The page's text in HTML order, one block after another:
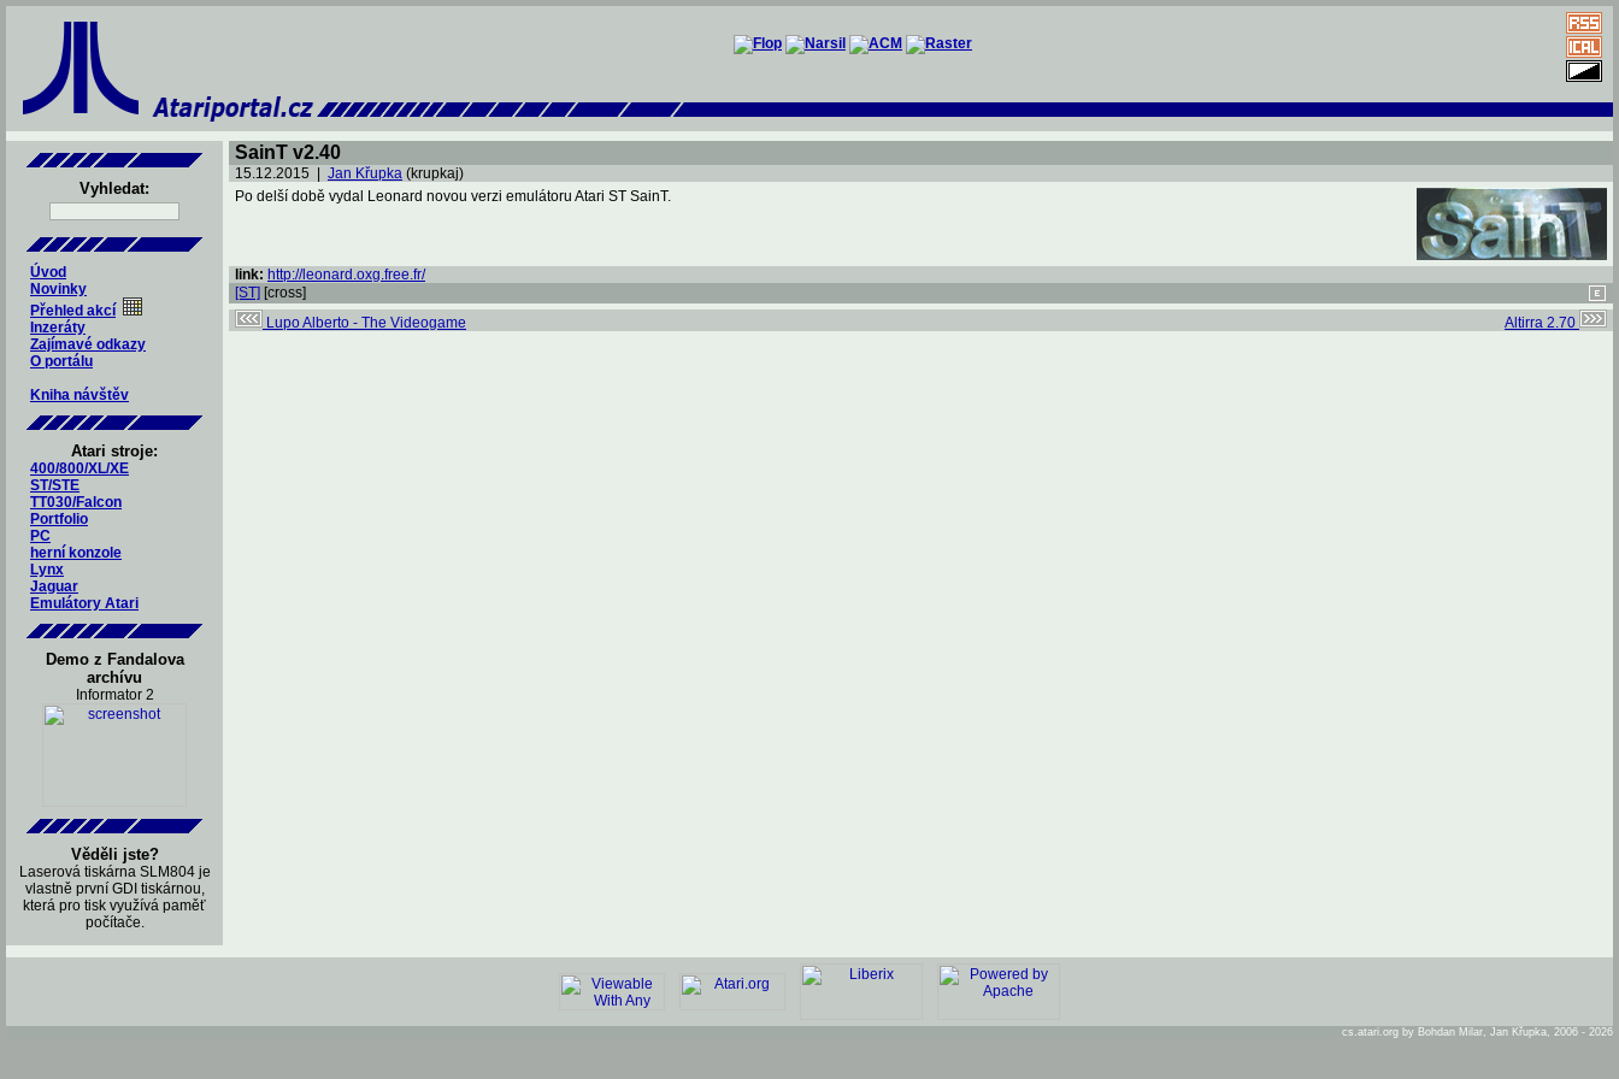
Vyhledat:
Úvod
Novinky
Přehled akcí
Inzeráty
Zajímavé odkazy
O portálu
Kniha návštěv
Atari stroje:
400/800/XL/XE
ST/STE
TT030/Falcon
Portfolio
PC
herní konzole
Lynx
Jaguar
Emulátory Atari
Demo z Fandalova
archívu
Informator 2
Věděli jste?
Laserová tiskárna SLM804 je
vlastně první GDI tiskárnou,
která pro tisk využívá paměť
počítače.
SainT v2.40
15.12.2015 | Jan Křupka (krupkaj)
Po delší době vydal Leonard novou verzi emulátoru Atari ST SainT.
link: http://leonard.oxg.free.fr/
[ST] [cross]
Lupo Alberto - The Videogame
Altirra 2.70
cs.atari.org by Bohdan Milar, Jan Křupka, 2006 - 2026